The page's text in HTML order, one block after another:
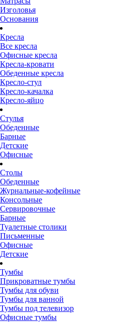
Изголовья
Основания
Кресла
Все кресла
Офисные кресла
Кресла-кровати
Обеденные кресла
Кресло-стул
Кресло-качалка
Кресло-яйцо
Стулья
Обеденные
Барные
Детские
Офисные
Столы
Обеденные
Журнальные-кофейные
Консольные
Сервировочные
Барные
Туалетные столики
Письменные
Офисные
Детские
Тумбы
Прикроватные тумбы
Тумбы для обуви
Тумбы для ванной
Тумбы под телевизор
Офисные тумбы